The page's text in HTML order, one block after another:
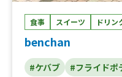
居酒屋メニュー、ひと
ルフォンダンケーキ、自
カ・コーラ、本格アイス
泉州玉ねぎ使用‪☆ほろほろ鶏肉のバターチキンカレー、韓
国風☆チュロス (チョコ
韓国風☆チュロス (シナ
食事 スイーツ ドリン
benchan
#ケバブ #フライドポ